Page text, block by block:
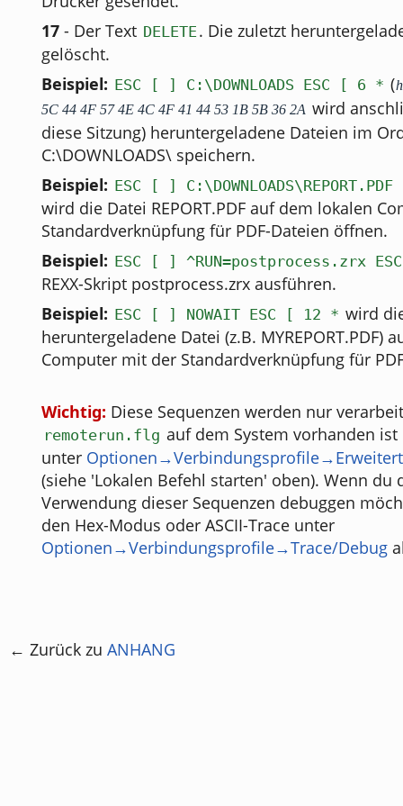
17 - Der Text DELETE. Die zuletzt
gelöscht.
Beispiel: ESC [ ] C:\DOWNLOADS ESC [ 6 * (
5C 44 4F 57 4E 4C 4F 41 44 53 1B 5B 36 2A wird
diese Sitzung) heruntergeladene Dateien im
C:\DOWNLOADS\ speichern.
Beispiel: ESC [ ]
wird die Datei REPORT.PDF auf dem lokalen
Standardverknüpfung für PDF-Dateien öffnen.
Beispiel: ESC [ ] ^RUN=postprocess.zrx
REXX-Skript postprocess.zrx ausführen.
Beispiel: ESC [ ] NOWAIT ESC [ 12 * wird
heruntergeladene Datei (z.B. MYREPORT.PDF)
Computer mit der Standardverknüpfung für
Wichtig: Diese Sequenzen werden nur
remoterun.flg auf dem System vorhanden
unter Optionen→Verbindungsprofile→Erweitert
(siehe 'Lokalen Befehl starten' oben). Wenn du
Verwendung dieser Sequenzen debuggen
den Hex-Modus oder ASCII-Trace unter
Optionen→Verbindungsprofile→Trace/Debug
← Zurück zu ANHANG